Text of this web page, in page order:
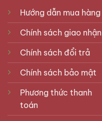
Hướng dẫn mua hàng
Chính sách giao nhận
Chính sách đổi trả
Chính sách bảo mật
Phương thức thanh
toán